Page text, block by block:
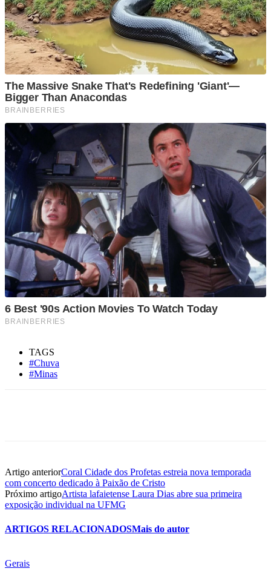
TAGS
#Chuva
#Minas
Artigo anteriorCoral Cidade dos Profetas estreia nova temporada
com concerto dedicado à Paixão de Cristo
Próximo artigoArtista lafaietense Laura Dias abre sua primeira
exposição individual na UFMG
ARTIGOS RELACIONADOSMais do autor
Gerais